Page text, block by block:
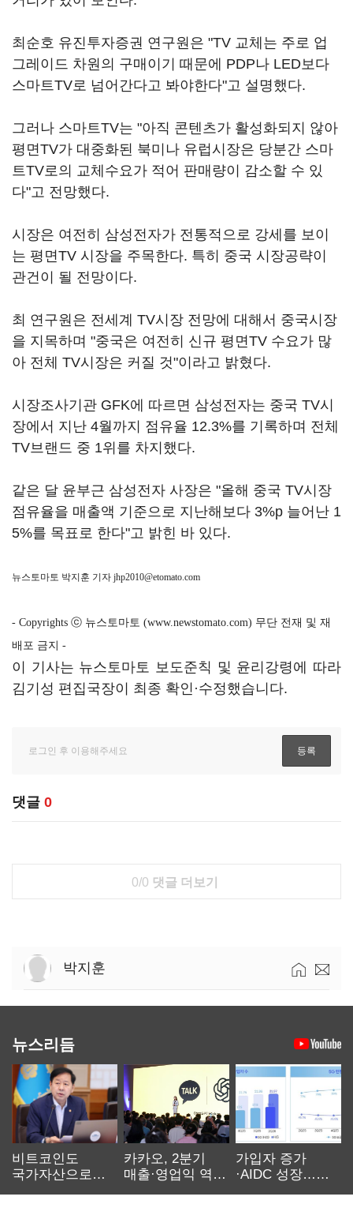
최순호 유진투자증권 연구원은 "TV 교체는 주로 업
그레이드 차원의 구매이기 때문에 PDP나 LED보다
스마트TV로 넘어간다고 봐야한다"고 설명했다.
그러나 스마트TV는 "아직 콘텐츠가 활성화되지 않아
평면TV가 대중화된 북미나 유럽시장은 당분간 스마
트TV로의 교체수요가 적어 판매량이 감소할 수 있
다"고 전망했다.
시장은 여전히 삼성전자가 전통적으로 강세를 보이
는 평면TV 시장을 주목한다. 특히 중국 시장공략이
관건이 될 전망이다.
최 연구원은 전세계 TV시장 전망에 대해서 중국시장
을 지목하며 "중국은 여전히 신규 평면TV 수요가 많
아 전체 TV시장은 커질 것"이라고 밝혔다.
시장조사기관 GFK에 따르면 삼성전자는 중국 TV시
장에서 지난 4월까지 점유율 12.3%를 기록하며 전체
TV브랜드 중 1위를 차지했다.
같은 달 윤부근 삼성전자 사장은 "올해 중국 TV시장
점유율을 매출액 기준으로 지난해보다 3%p 늘어난 1
5%를 목표로 한다"고 밝힌 바 있다.
뉴스토마토 박지훈 기자 jhp2010@etomato.com
- Copyrights ⓒ 뉴스토마토 (www.newstomato.com) 무단 전재 및 재
배포 금지 -
이 기사는 뉴스토마토 보도준칙 및 윤리강령에 따라
김기성 편집국장이 최종 확인·수정했습니다.
댓글 0
0/0 댓글 더보기
박지훈
뉴스리듬
비트코인도
국가자산으로…'
카카오, 2분기
매출·영업익 역대
가입자 증가
·AIDC 성장…